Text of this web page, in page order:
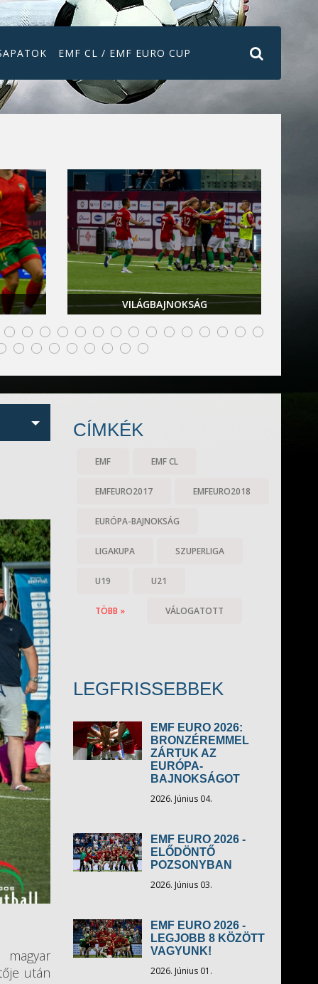
EMF CL / EMF EURO CUP
VILÁGBAJNOKSÁG
után
CÍMKÉK
EMF EMF CL
EMFEURO2017 EMFEURO2018
EURÓPA-BAJNOKSÁG
LIGAKUPA SZUPERLIGA
U19 U21
VÁLOGATOTT
TÖBB »
LEGFRISSEBBEK
EMF EURO 2026:
BRONZÉREMMEL
ZÁRTUK AZ
EURÓPA-
BAJNOKSÁGOT
2026. Június 04.
EMF EURO 2026 -
ELŐDÖNTŐ
POZSONYBAN
2026. Június 03.
EMF EURO 2026 -
LEGJOBB 8 KÖZÖTT
VAGYUNK!
2026. Június 01.